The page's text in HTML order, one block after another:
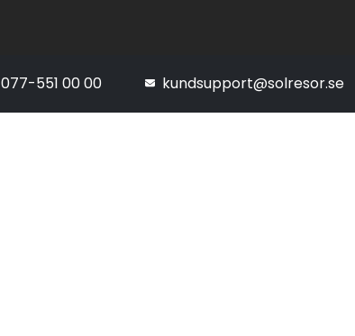
077-551 00 00 kundsupport@solresor.se